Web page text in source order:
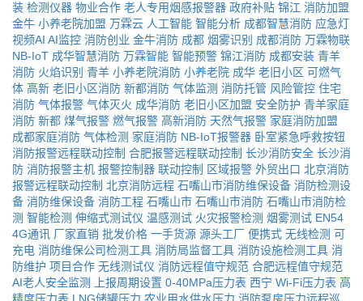
装 检测仪器 物业合作 老人专用烟感报警器 政府补贴 锦江 消防加盟
金牛 小养老院加盟 万霖云 人工智能 智能分析 成都智慧消防 应急灯
视频AI AI监控 消防创业 金牛消防 成都 烟雾识别 成都消防 万霖物联
NB-IoT 成华智慧消防 万霖智能 智能预警 锦江消防 成都安装 青羊
消防 火焰识别 青羊 小养老院消防 小养老院 成华 老旧小区 可燃气
体 高新 老旧小区消防 新都消防 气体监测 消防托管 风险管控 住宅
消防 气体报警 气体灭火 成华消防 老旧小区加盟 安全防护 青羊家庭
消防 新都 煤气报警 燃气报警 高新消防 天然气报警 家庭消防加盟
成都家庭消防 气体检测 家庭消防 NB-IoT报警器 卧室紧急呼救按钮
消防报警远程联动控制 合肥报警远程联动控制 长沙消防安全 长沙消
防 消防报警主机 报警控制器 联动控制 区域报警 外贸出口 北京消防
报警远程联动控制 北京消防远程 石嘴山市消防维保设备 消防检测设
备 消防维保设备 消防工程 石嘴山市 石嘴山市消防 石嘴山市消防检
测 智能检测 伸缩式测试仪 温感测试 火灾报警检测 烟雾测试 EN54
4G通讯 厂家直销 批发价格 一手货源 源头工厂 便携式 无线检测 可
充电 消防维保公司检测工具 消防局监督工具 消防设施检测工具 消
防维护 项目合作 无线测试仪 消防远程值守规范 合肥远程值守规范
AI老人安全监测
上报周期设置 0-40MPa压力表 西宁 Wi-Fi压力表 高